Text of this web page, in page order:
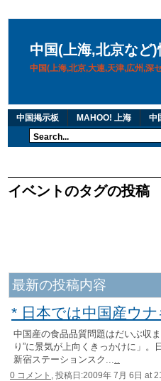
中国(上海,北京など
中国(上海,北京,大連,天津,広州,深
中国掲示板 MAHOO! 上海 中
イベントのタグの投稿
最新の投稿内容
* 日本では中国産ウ
中国産の食品品質問題はだいぶ収
り”に景気が上向くきっかけに」
新宿ステーションスク...
0 コメント, 投稿日:2009年 7月 6日 at